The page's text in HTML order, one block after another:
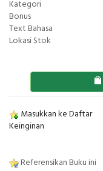
Kategori
Bonus
Text Bahasa
Lokasi Stok
Masukkan ke Daftar
Keinginan
Referensikan Buku ini